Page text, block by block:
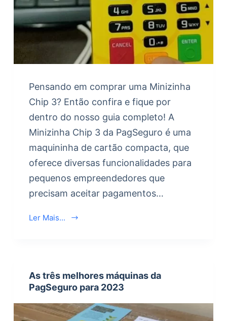
Pensando em comprar uma Minizinha
Chip 3? Então confira e fique por
dentro do nosso guia completo! A
Minizinha Chip 3 da PagSeguro é uma
maquininha de cartão compacta, que
oferece diversas funcionalidades para
pequenos empreendedores que
precisam aceitar pagamentos…
Ler Mais...
As três melhores máquinas da
PagSeguro para 2023